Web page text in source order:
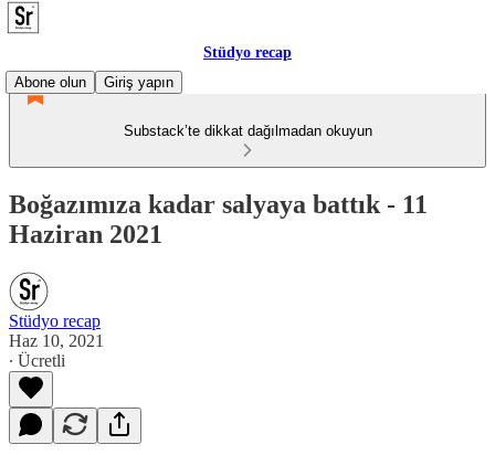
Stüdyo recap
Abone olun
Giriş yapın
Substack’te dikkat dağılmadan okuyun
Boğazımıza kadar salyaya battık - 11
Haziran 2021
Stüdyo recap
Haz 10, 2021
∙ Ücretli